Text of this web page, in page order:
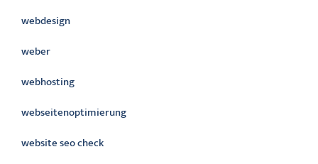
webdesign
weber
webhosting
webseitenoptimierung
website seo check